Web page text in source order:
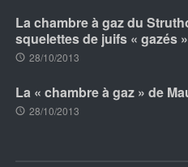
La chambre à gaz du
squelettes de juifs « gazés »
28/10/2013
La « chambre à gaz » de
28/10/2013